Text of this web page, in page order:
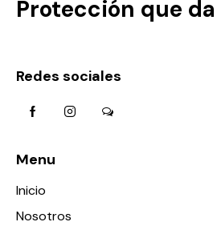
Protección que
Redes sociales
Menu
Inicio
Nosotros